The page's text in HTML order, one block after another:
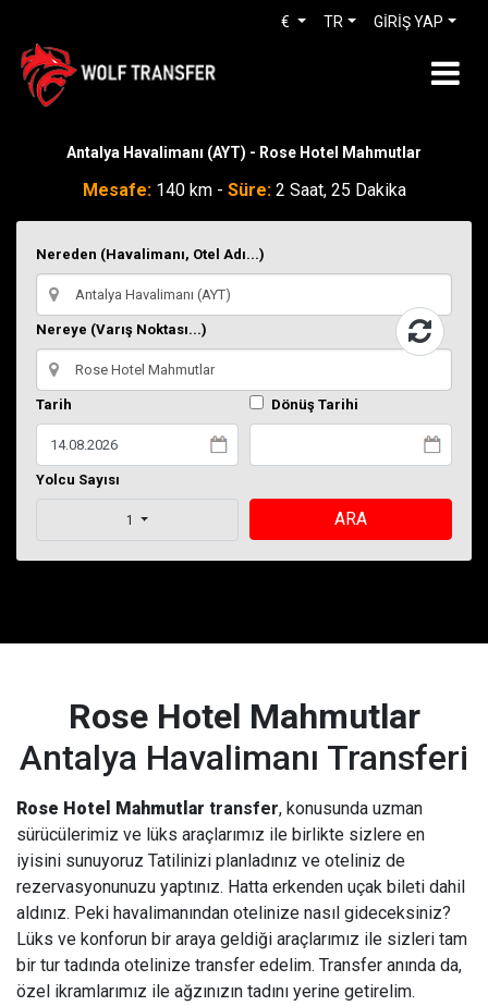
GİRİŞ YAP
TR
€
Antalya Havalimanı (AYT) - Rose Hotel Mahmutlar
Mesafe:140 km - Süre:2 Saat, 25 Dakika
Nereden (Havalimanı, Otel Adı...)
Nereye (Varış Noktası...)
Tarih Dönüş Tarihi
Yolcu Sayısı
1 ARA
Rose Hotel Mahmutlar
Antalya Havalimanı Transferi
Rose Hotel Mahmutlar transfer, konusunda uzman
sürücülerimiz ve lüks araçlarımız ile birlikte sizlere en
iyisini sunuyoruz Tatilinizi planladınız ve oteliniz de
rezervasyonunuzu yaptınız. Hatta erkenden uçak bileti dahil
aldınız. Peki havalimanından otelinize nasıl gideceksiniz?
Lüks ve konforun bir araya geldiği araçlarımız ile sizleri tam
bir tur tadında otelinize transfer edelim. Transfer anında da,
özel ikramlarımız ile ağzınızın tadını yerine getirelim.